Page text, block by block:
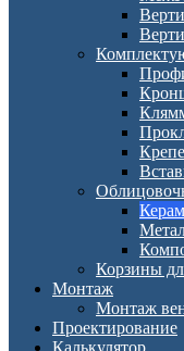
Корзины
Монтаж
Монтаж
Проектирование
Калькулятор